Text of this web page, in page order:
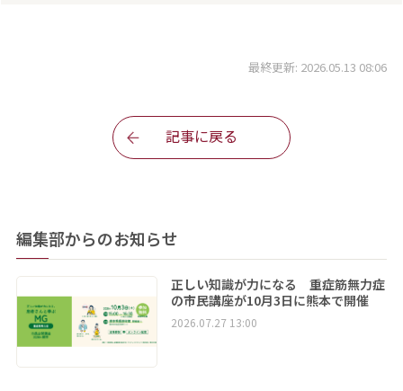
最終更新: 2026.05.13 08:06
記事に戻る
編集部からのお知らせ
正しい知識が力になる 重症筋無力症
の市民講座が10月3日に熊本で開催
2026.07.27 13:00